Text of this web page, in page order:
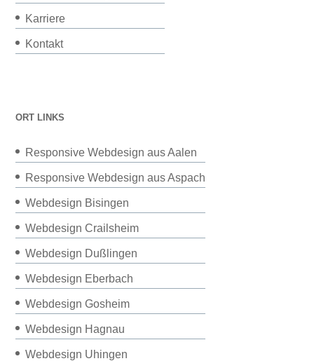
Karriere
Kontakt
ORT LINKS
Responsive Webdesign aus Aalen
Responsive Webdesign aus Aspach
Webdesign Bisingen
Webdesign Crailsheim
Webdesign Dußlingen
Webdesign Eberbach
Webdesign Gosheim
Webdesign Hagnau
Webdesign Uhingen